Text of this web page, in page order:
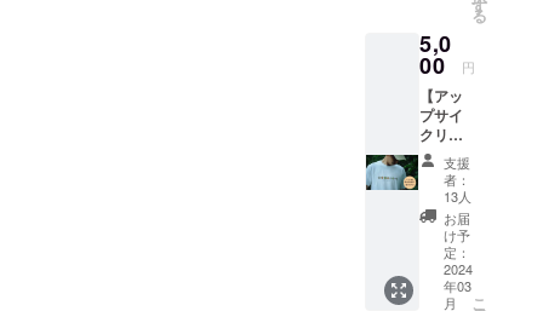
たしま
す ※3月
ろの発
送とな
りま
す。
明会 ・
柑橘数
種＆い
ちご数
種の一
級品と
規格外
品の食
べ比べ
・農産
物のお
土産1kg
程度
アップ
す
る
5,0
00 円
【アッ
プサイ
クリス
トTシャ
ツ】
5,000円
まつば
ら農園
が栽培
してい
る果物
支援
者：
13人
お届
け予
定：
2024
年03
月
こ